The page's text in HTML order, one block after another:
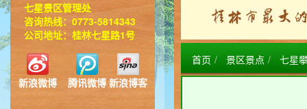
七星景区管理处
咨询热线：0773-5814343
公司地址：桂林七星路1号
新浪微博 腾讯微博 新浪博客
首页 景区景点 七星